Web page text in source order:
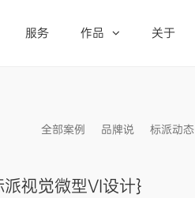
服务 作品 关于
全部案例 品牌说 标派动态
视觉微型VI设计}